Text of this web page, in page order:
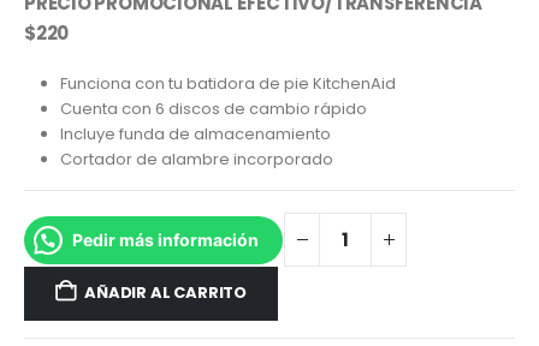
$220
Funciona con tu batidora de pie KitchenAid
Cuenta con 6 discos de cambio rápido
Incluye funda de almacenamiento
Cortador de alambre incorporado
Pedir más información
AÑADIR AL CARRITO